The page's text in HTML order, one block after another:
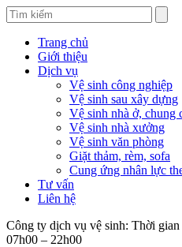
Trang chủ
Giới thiệu
Dịch vụ
Vệ sinh công nghiệp
Vệ sinh sau xây dựng
Vệ sinh nhà ở, chung
Vệ sinh nhà xưởng
Vệ sinh văn phòng
Giặt thảm, rèm, sofa
Cung ứng nhân lực
Tư vấn
Liên hệ
Công ty dịch vụ vệ sinh: Thời
07h00 – 22h00